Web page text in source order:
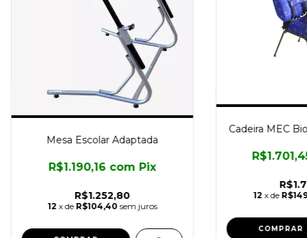
Mesa Escolar Adaptada
R$1.252,80
R$1.190,16 com Pix
12 x de R$104,40 sem juros
Cadeira MEC
12 x de
COMPRAR